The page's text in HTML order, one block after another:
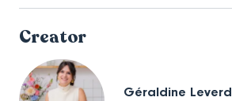
Creator
Géraldine Leverd